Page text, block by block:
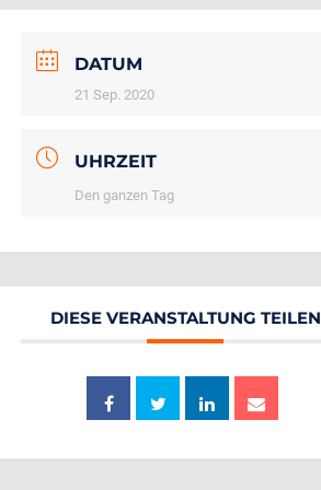
DATUM
21 Sep. 2020
UHRZEIT
Den ganzen Tag
DIESE VERANSTALTUNG TEILEN